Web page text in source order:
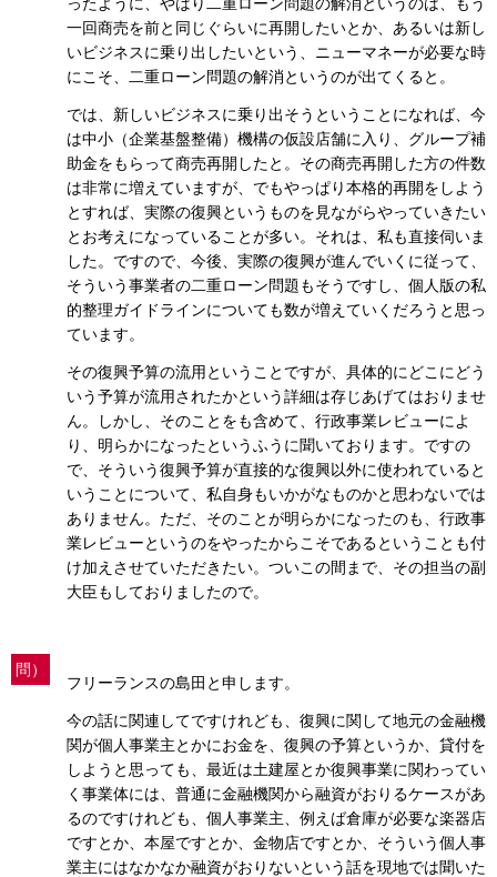
一回商売を前と同じぐらいに再開したいとか、あるいは新し
いビジネスに乗り出したいという、ニューマネーが必要な時
にこそ、二重ローン問題の解消というのが出てくると。
では、新しいビジネスに乗り出そうということになれば、今
は中小（企業基盤整備）機構の仮設店舗に入り、グループ補
助金をもらって商売再開したと。その商売再開した方の件数
は非常に増えていますが、でもやっぱり本格的再開をしよう
とすれば、実際の復興というものを見ながらやっていきたい
とお考えになっていることが多い。それは、私も直接伺いま
した。ですので、今後、実際の復興が進んでいくに従って、
そういう事業者の二重ローン問題もそうですし、個人版の私
的整理ガイドラインについても数が増えていくだろうと思っ
ています。
その復興予算の流用ということですが、具体的にどこにどう
いう予算が流用されたかという詳細は存じあげてはおりませ
ん。しかし、そのことをも含めて、行政事業レビューによ
り、明らかになったというふうに聞いております。ですの
で、そういう復興予算が直接的な復興以外に使われていると
いうことについて、私自身もいかがなものかと思わないでは
ありません。ただ、そのことが明らかになったのも、行政事
業レビューというのをやったからこそであるということも付
け加えさせていただきたい。ついこの間まで、その担当の副
大臣もしておりましたので。
問）
フリーランスの島田と申します。
今の話に関連してですけれども、復興に関して地元の金融機
関が個人事業主とかにお金を、復興の予算というか、貸付を
しようと思っても、最近は土建屋とか復興事業に関わってい
く事業体には、普通に金融機関から融資がおりるケースがあ
るのですけれども、個人事業主、例えば倉庫が必要な楽器店
ですとか、本屋ですとか、金物店ですとか、そういう個人事
業主にはなかなか融資がおりないという話を現地では聞いた